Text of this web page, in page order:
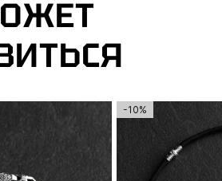
-10%